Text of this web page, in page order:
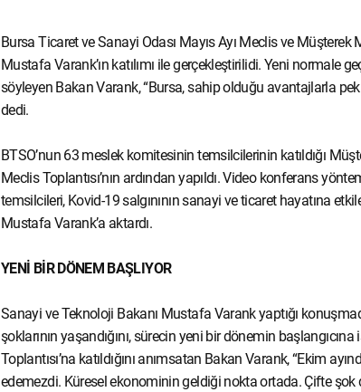
Bursa Ticaret ve Sanayi Odası Mayıs Ayı Meclis ve
Mustafa Varank’ın katılımı ile gerçekleştirilidi. Yeni normale
söyleyen Bakan Varank, “Bursa, sahip olduğu avantajlarla pek
dedi.
BTSO’nun 63 meslek komitesinin temsilcilerinin katıldığı
Meclis Toplantısı’nın ardından yapıldı. Video konferans
temsilcileri, Kovid-19 salgınının sanayi ve ticaret hayatına
Mustafa Varank’a aktardı.
YENİ BİR DÖNEM BAŞLIYOR
Sanayi ve Teknoloji Bakanı Mustafa Varank yaptığı
şoklarının yaşandığını, sürecin yeni bir dönemin
Toplantısı’na katıldığını anımsatan Bakan Varank, “Ekim
edemezdi. Küresel ekonominin geldiği nokta ortada. Çifte şok